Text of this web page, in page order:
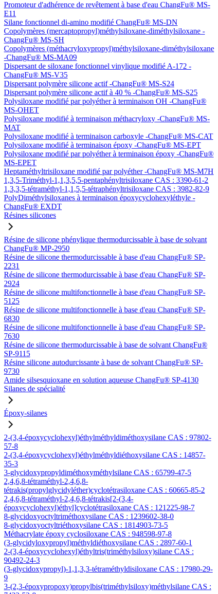
Promoteur d'adhérence de revêtement à base d'eau ChangFu® MS-
E11
Silane fonctionnel di-amino modifié ChangFu® MS-DN
Copolymères (mercaptopropyl)méthylsiloxane-diméthylsiloxane -
ChangFu® MS-SH
Copolymères (méthacryloxypropyl)méthylsiloxane-diméthylsiloxane
-ChangFu® MS-MA09
Dispersant de siloxane fonctionnel vinylique modifié A-172 -
ChangFu® MS-V35
Dispersant polymère silicone actif -ChangFu® MS-S24
Dispersant polymère silicone actif à 40 % -ChangFu® MS-S25
Polysiloxane modifié par polyéther à terminaison OH -ChangFu®
MS-OHET
Polysiloxane modifié à terminaison méthacryloxy -ChangFu® MS-
MAT
Polysiloxane modifié à terminaison carboxyle -ChangFu® MS-CAT
Polysiloxane modifié à terminaison époxy -ChangFu® MS-EPT
Polysiloxane modifié par polyéther à terminaison époxy -ChangFu®
MS-EPET
Heptaméthyltrisiloxane modifié par polyéther -ChangFu® MS-M7H
1,3,5-Triméthyl-1,1,3,5,5-pentaphényltrisiloxane CAS : 3390-61-2
1,3,3,5-tétraméthyl-1,1,5,5-tétraphényltrisiloxane CAS : 3982-82-9
PolyDiméthylsiloxanes à terminaison époxycyclohexyléthyle -
ChangFu® EXDT
Résines silicones
Résine de silicone phénylique thermodurcissable à base de solvant
ChangFu® MP-2950
Résine de silicone thermodurcissable à base d'eau ChangFu® SP-
2231
Résine de silicone thermodurcissable à base d'eau ChangFu® SP-
2924
Résine de silicone multifonctionnelle à base d'eau ChangFu® SP-
5125
Résine de silicone multifonctionnelle à base d'eau ChangFu® SP-
6830
Résine de silicone multifonctionnelle à base d'eau ChangFu® SP-
7630
Résine de silicone thermodurcissable à base de solvant ChangFu®
SP-9115
Résine silicone autodurcissante à base de solvant ChangFu® SP-
9730
Amide silsesquioxane en solution aqueuse ChangFu® SP-4130
Silanes de spécialité
Époxy-silanes
2-(3,4-époxycyclohexyl)éthylméthyldiméthoxysilane CAS : 97802-
57-8
2-(3,4-époxycyclohexyl)éthylméthyldiéthoxysilane CAS : 14857-
35-3
3-glycidoxypropyldiméthoxyméthylsilane CAS : 65799-47-5
2,4,6,8-tétraméthyl-2,4,6,8-
tétrakis(propylglycidyléther)cyclotétrasiloxane CAS : 60665-85-2
2,4,6,8-tétraméthyl-2,4,6,8-tétrakis[2-(3,4-
époxycyclohexyl)éthyl]cyclotétrasiloxane CAS : 121225-98-7
8-glycidoxyoctyltriméthoxysilane CAS : 1239602-38-0
8-glycidoxyoctyltriéthoxysilane CAS : 1814903-73-5
Méthacrylate époxy cyclosiloxane CAS : 948598-97-8
(3-glycidyloxypropyl)méthyldiéthoxysilane CAS : 2897-60-1
2-(3,4-époxycyclohexyl)éthyltris(triméthylsiloxy)silane CAS :
90492-24-3
(3-glycidoxypropyl)-1,1,3,3-tétraméthyldisiloxane CAS : 17980-29-
9
3-(2,3-époxypropoxy)propylbis(triméthylsiloxy)méthylsilane CAS :